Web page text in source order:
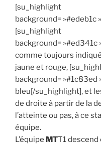
[su_highlight
background=
[su_highlight
background=
comme toujours
jaune et rouge,
background= »#1c83ed
bleu[/su_highlight], et
de droite à partir de la
l’atteinte ou pas, à ce
équipe.
L’équipe MTT1